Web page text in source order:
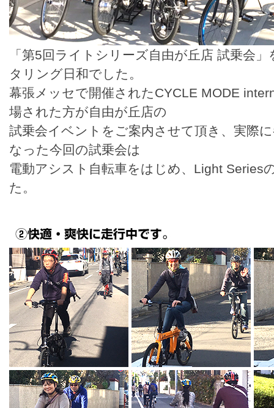
「第5回ライトシリーズ自由が丘店 試乗会
タリング日和でした。
幕張メッセで開催されたCYCLE MODE
場された方が自由が丘店の
試乗会イベントをご案内させて頂き、実際
なった今回の試乗会は
電動アシスト自転車をはじめ、Light Series
た。